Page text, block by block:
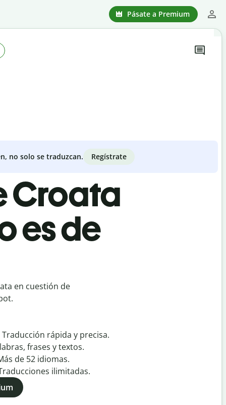
Pásate a Premium
no solo se traduzcan. Regístrate
Croata
es de
en cuestión de
Traducción rápida y precisa.
frases y textos.
de 52 idiomas.
ilimitadas.